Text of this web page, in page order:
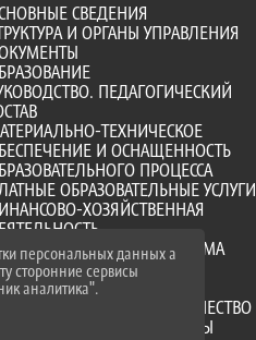
СВЕДЕНИЯ
И ОРГАНЫ УПРАВЛЕНИЯ
ПЕДАГОГИЧЕСКИЙ
ТЕХНИЧЕСКОЕ
И ОСНАЩЕННОСТЬ
ПРОЦЕССА
ОБРАЗОВАТЕЛЬНЫЕ УСЛУГИ
ХОЗЯЙСТВЕННАЯ
МЕСТА ДЛЯ ПРИЕМА
СРЕДА
МЕЖДУНАРОДНОЕ СОТРУДНИЧЕСТВО
ОБРАЗОВАТЕЛЬНЫЕ СТАНДАРТЫ
персональных данных а
сторонние сервисы
аналитика".